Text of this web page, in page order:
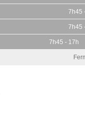
7h45
7h45
7h45 - 17h